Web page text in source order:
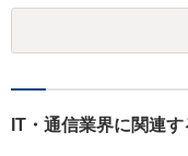
ミングスクールの生徒が
いるか •準委任契約で要
開発に関わった生徒がユ
ングスクールと生徒との
IT・通信業界に関連